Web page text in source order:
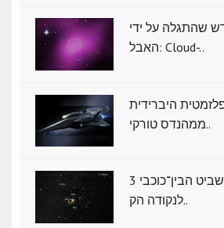
שהתגלה על ידי
האבל: Cloud-..
היברידית
ממהנדס טורקי..
השביט הבין־כוכבי 3I/ATLAS יגיע
לנקודה הק..